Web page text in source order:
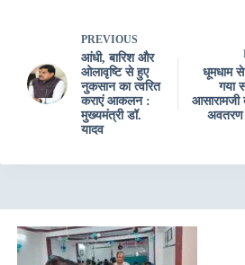
PREVIOUS
आंधी, बारिश और
ओलावृष्टि से हुए
नुकसान का त्वरित
कराएं आकलन :
मुख्यमंत्री डॉ.
यादव
धूमधाम से
गया
आसारामजी
अवतरण